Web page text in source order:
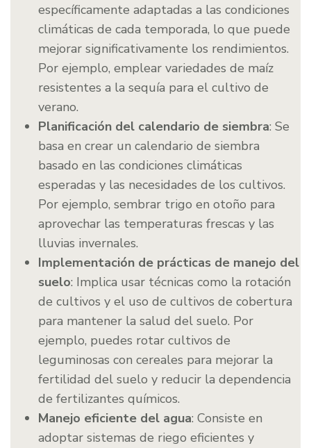
específicamente adaptadas a las condiciones
climáticas de cada temporada, lo que puede
mejorar significativamente los rendimientos.
Por ejemplo, emplear variedades de maíz
resistentes a la sequía para el cultivo de
verano.
Planificación del calendario de siembra: Se
basa en crear un calendario de siembra
basado en las condiciones climáticas
esperadas y las necesidades de los cultivos.
Por ejemplo, sembrar trigo en otoño para
aprovechar las temperaturas frescas y las
lluvias invernales.
Implementación de prácticas de manejo del
suelo: Implica usar técnicas como la rotación
de cultivos y el uso de cultivos de cobertura
para mantener la salud del suelo. Por
ejemplo, puedes rotar cultivos de
leguminosas con cereales para mejorar la
fertilidad del suelo y reducir la dependencia
de fertilizantes químicos.
Manejo eficiente del agua: Consiste en
adoptar sistemas de riego eficientes y